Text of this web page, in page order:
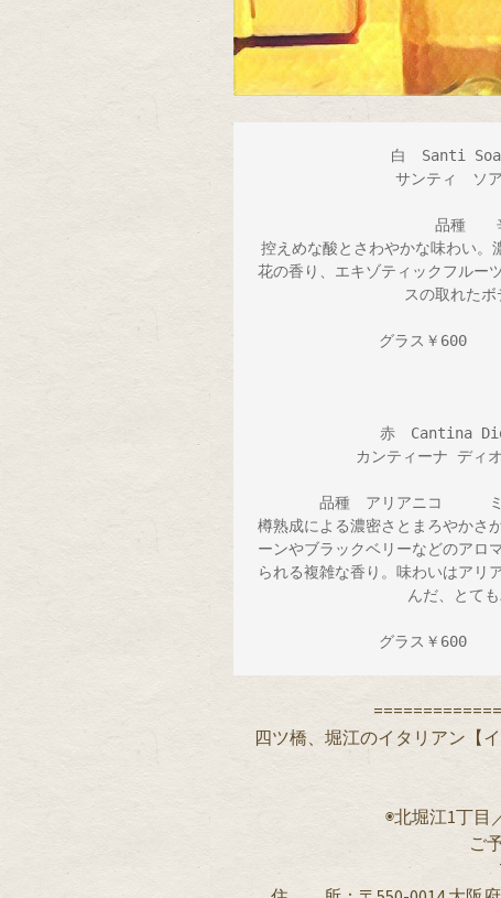
白　Santi
サンティ　ソ
品種　　
控えめな酸とさわやかな味わい
花の香り、エキゾティックフルー
スの取れたボ
グラス￥600
赤　Cantina
カンティーナ ディ
品種　アリアニコ　　　
樽熟成による濃密さとまろやかさ
ーンやブラックベリーなどのアロ
られる複雑な香り。味わいはアリ
んだ、とて
グラス￥600
四ツ橋、堀江のイタリアン【
◉北堀江1丁目
ご